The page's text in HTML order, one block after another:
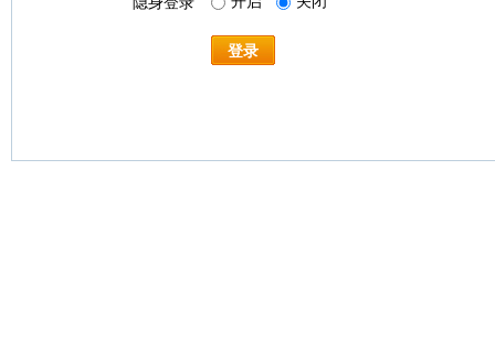
登录